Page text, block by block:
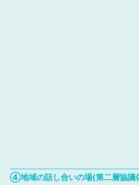
④地域の話し合いの場(第二層協議